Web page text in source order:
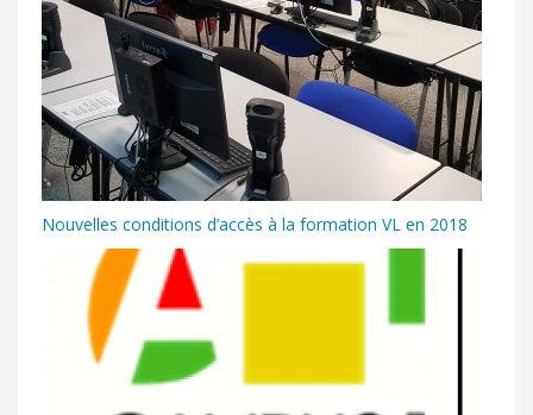
Nouvelles conditions d’accès à la formation VL en 2018